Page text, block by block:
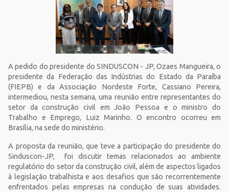
A pedido do presidente do SINDUSCON - JP, Ozaes Mangueira, o
presidente da Federação das Indústrias do Estado da Paraíba
(FIEPB) e da Associação Nordeste Forte, Cassiano Pereira,
intermediou, nesta semana, uma reunião entre representantes do
setor da construção civil em João Pessoa e o ministro do
Trabalho e Emprego, Luiz Marinho. O encontro ocorreu em
Brasília, na sede do ministério.
A proposta da reunião, que teve a participação do presidente do
Sinduscon-JP, foi discutir temas relacionados ao ambiente
regulatório do setor da construção civil, além de aspectos ligados
à legislação trabalhista e aos desafios que são recorrentemente
enfrentados pelas empresas na condução de suas atividades.